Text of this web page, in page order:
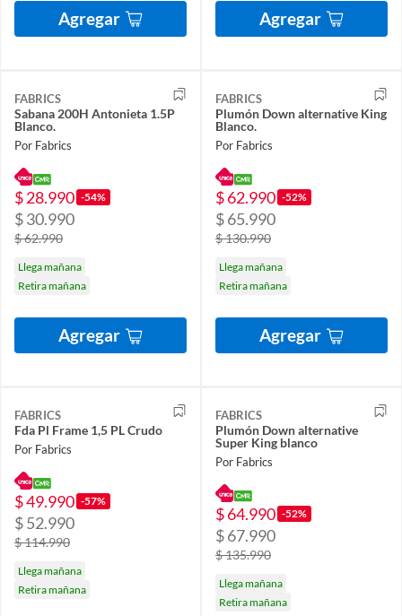
Agregar Agregar
FABRICS
Sabana 200H Antonieta 1.5P
Blanco.
Por Fabrics
$ 28.990 -54%
$ 30.990
$ 62.990
Llega mañana
Retira mañana
Agregar
FABRICS
Plumón Down alternative King
Blanco.
Por Fabrics
$ 62.990 -52%
$ 65.990
$ 130.990
Llega mañana
Retira mañana
Agregar
FABRICS
Fda Pl Frame 1,5 PL Crudo
Por Fabrics
$ 49.990 -57%
$ 52.990
$ 114.990
Llega mañana
Retira mañana
FABRICS
Plumón Down alternative
Super King blanco
Por Fabrics
$ 64.990 -52%
$ 67.990
$ 135.990
Llega mañana
Retira mañana